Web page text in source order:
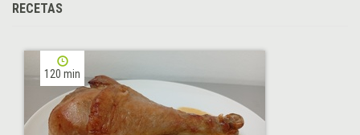
RECETAS
120 min